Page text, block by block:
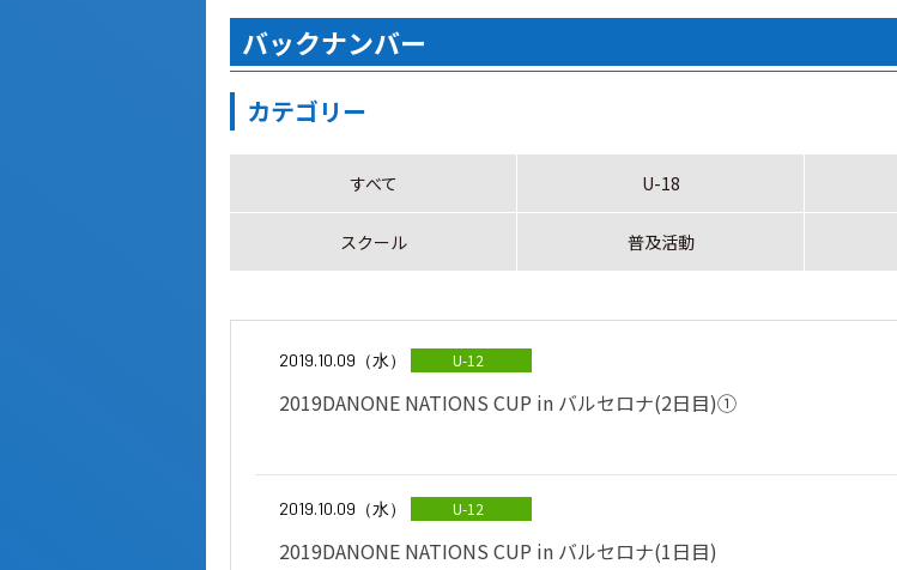
バックナンバー
カテゴリー
すべて U-18
スクール 普及活動
2019.10.09（水） U-12
2019DANONE NATIONS CUP in バルセロナ(2日目)①
2019.10.09（水） U-12
2019DANONE NATIONS CUP in バルセロナ(1日目)